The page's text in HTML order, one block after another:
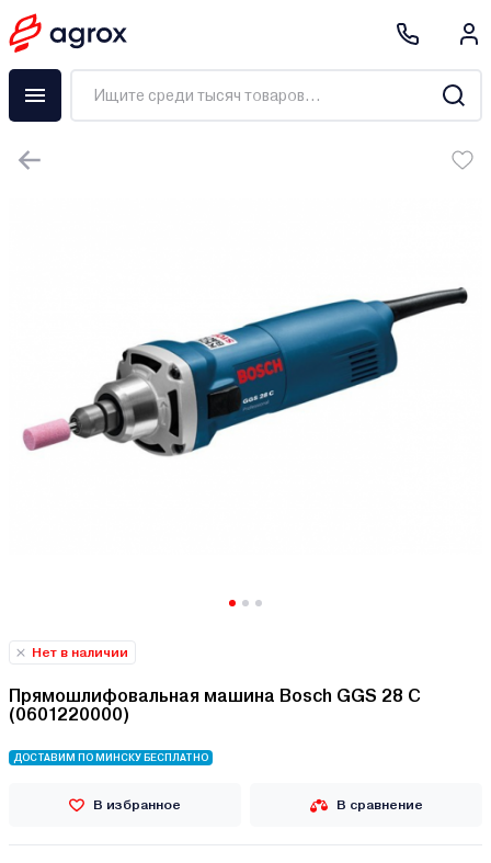
Нет в наличии
Прямошлифовальная машина Bosch GGS 28 C
(0601220000)
ДОСТАВИМ ПО МИНСКУ БЕСПЛАТНО
В избранное В сравнение